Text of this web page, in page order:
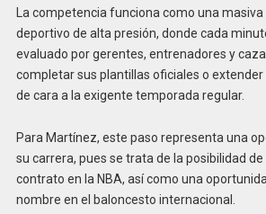
La competencia funciona como una
deportivo de alta presión, donde cada
evaluado por gerentes, entrenadores y
completar sus plantillas oficiales o
de cara a la exigente temporada regular.
Para Martínez, este paso representa una
su carrera, pues se trata de la posibilidad
contrato en la NBA, así como una
nombre en el baloncesto internacional.